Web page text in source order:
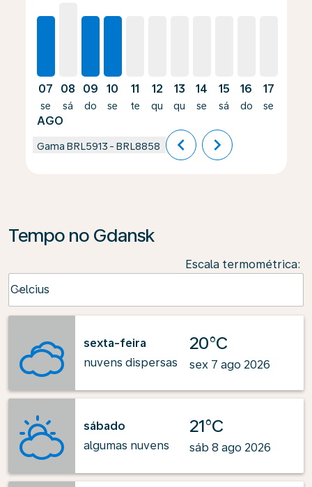
07
se
AGO
08
sá
09
do
10
se
11
te
12
qu
13
qu
14
se
15
sá
16
do
17
se
Gama BRL5913 - BRL8858 chevron_left chevron_right
Tempo no Gdansk
Escala termométrica:
Celcius
keyboard_arrow_down
sexta-feira
nuvens dispersas
20°C
sex 7 ago 2026
sábado
algumas nuvens
21°C
sáb 8 ago 2026